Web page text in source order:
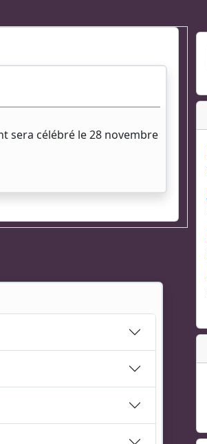
sera célébré le 28 novembre